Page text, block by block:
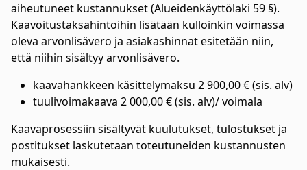
aiheutuneet kustannukset (Alueidenkäyttölaki 59 §).
Kaavoitustaksahintoihin lisätään kulloinkin voimassa
oleva arvonlisävero ja asiakashinnat esitetään niin,
että niihin sisältyy arvonlisävero.
kaavahankkeen käsittelymaksu 2 900,00 € (sis. alv)
tuulivoimakaava 2 000,00 € (sis. alv)/ voimala
Kaavaprosessiin sisältyvät kuulutukset, tulostukset ja
postitukset laskutetaan toteutuneiden kustannusten
mukaisesti.